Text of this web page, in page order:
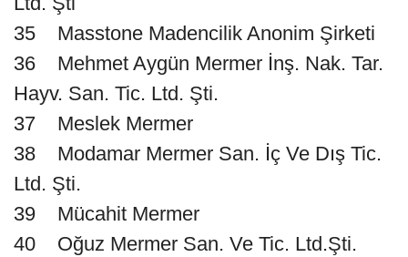
35 Masstone Madencilik Anonim Şirketi
36 Mehmet Aygün Mermer İnş. Nak. Tar.
Hayv. San. Tic. Ltd. Şti.
37 Meslek Mermer
38 Modamar Mermer San. İç Ve Dış Tic.
Ltd. Şti.
39 Mücahit Mermer
40 Oğuz Mermer San. Ve Tic. Ltd.Şti.